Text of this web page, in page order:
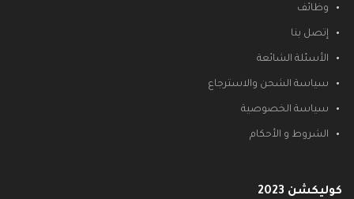
وظائف
إتصل بنا
الأسئلة الشائعة
سياسة الشحن والاسترجاع
سياسة الخصوصية
الشروط و الأحكام
كوليكشن 2023